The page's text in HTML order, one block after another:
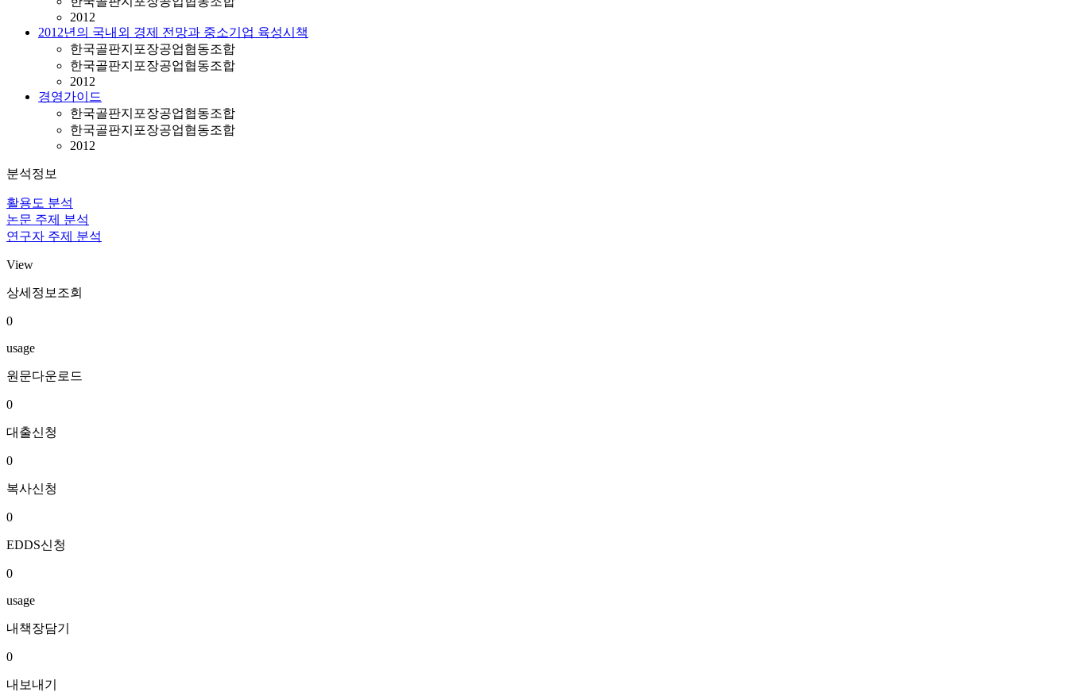
2012
2012년의 국내외 경제 전망과 중소기업 육성시책
한국골판지포장공업협동조합
한국골판지포장공업협동조합
2012
경영가이드
한국골판지포장공업협동조합
한국골판지포장공업협동조합
2012
분석정보
활용도 분석
논문 주제 분석
연구자 주제 분석
View
상세정보조회
0
usage
원문다운로드
0
대출신청
0
복사신청
0
EDDS신청
0
usage
내책장담기
0
내보내기